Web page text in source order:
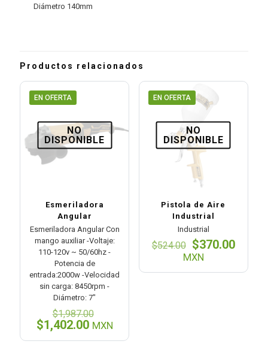
Diámetro 140mm
Productos relacionados
EN OFERTA
NO
DISPONIBLE
Esmeriladora
Angular
Esmeriladora Angular Con
mango auxiliar -Voltaje:
110-120v ~ 50/60hz -
Potencia de
entrada:2000w -Velocidad
sin carga: 8450rpm -
Diámetro: 7″
$1,987.00
precio
original
$1,402.00ElMXN
EN OFERTA
NO
DISPONIBLE
Pistola de Aire
Industrial
Industrial
$524.00 El
precio
$370.00El
actual
MXN